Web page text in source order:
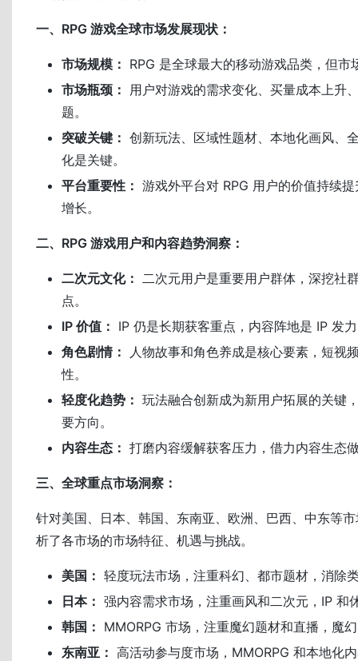
一、RPG 游戏全球市场发展现状：
市场规模： RPG 是全球最大的移动游戏品类，但市
市场瓶颈：
用户对游戏的需求变化、买量成本上升
题。
突破关键： 创新玩法、区域性题材、本地化画风、
化是关键。
平台重要性： 游戏外平台对 RPG 用户的价值持续
增长。
二、RPG 游戏用户和内容趋势洞察：
二次元文化：
二次元用户是重要用户群体，深挖社
点。
IP 价值： IP 仍是长期获客重点，内容阵地是 IP 发
角色剧情：
人物故事和角色养成是核心要素，短视
性。
轻度化趋势： 玩法融合创新成为新用户拓展的关键
要方向。
内容生态： 打磨内容缓解获客压力，借力内容生态
三、全球重点市场洞察：
针对美国、日本、韩国、东南亚、欧洲、巴西、中东等
析了各市场的市场特征、机遇与挑战。
美国： 轻度玩法市场，注重科幻、都市题材，消除
日本： 强内容需求市场，注重画风和二次元，IP 和
韩国： MMORPG 市场，注重魔幻题材和直播，魔
东南亚： 高活动参与度市场，MMORPG 和本地化